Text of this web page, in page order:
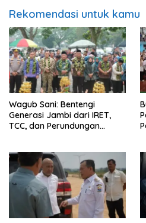
Rekomendasi untuk kamu
Wagub Sani: Bentengi
Generasi Jambi dari IRET,
TCC, dan Perundungan